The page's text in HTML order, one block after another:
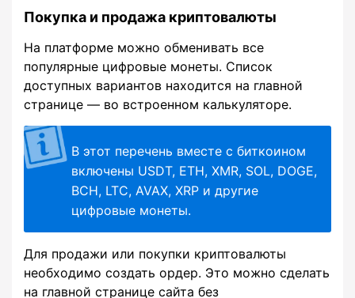
Покупка и продажа криптовалюты
На платформе можно обменивать все
популярные цифровые монеты. Список
доступных вариантов находится на главной
странице — во встроенном калькуляторе.
В этот перечень вместе с биткоином
включены USDT, ETH, XMR, SOL, DOGE,
BCH, LTC, AVAX, XRP и другие
цифровые монеты.
Для продажи или покупки криптовалюты
необходимо создать ордер. Это можно сделать
на главной странице сайта без